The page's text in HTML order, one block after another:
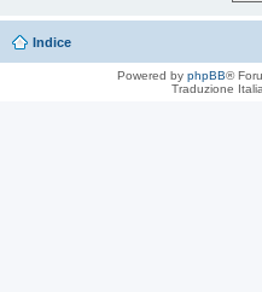
Indice
Powered by phpBB®
Traduzione